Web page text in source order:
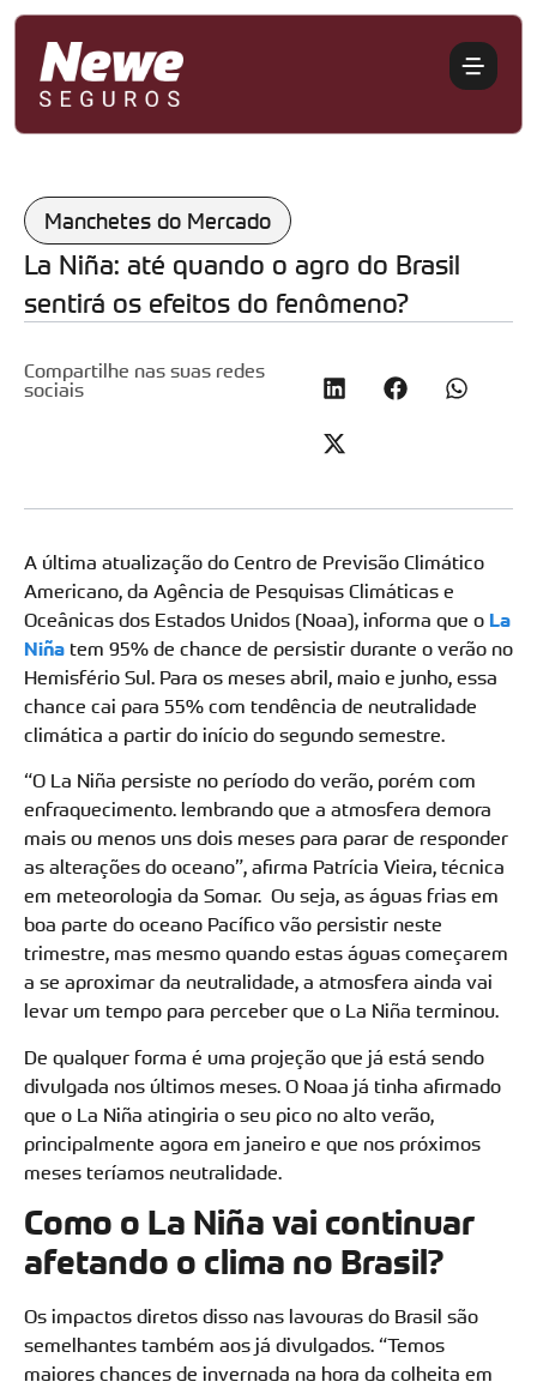
Manchetes do Mercado
La Niña: até quando o agro do Brasil
sentirá os efeitos do fenômeno?
Compartilhe nas suas redes
sociais
A última atualização do Centro de Previsão Climático
Americano, da Agência de Pesquisas Climáticas e
Oceânicas dos Estados Unidos (Noaa), informa que o La
Niña tem 95% de chance de persistir durante o verão no
Hemisfério Sul. Para os meses abril, maio e junho, essa
chance cai para 55% com tendência de neutralidade
climática a partir do início do segundo semestre.
“O La Niña persiste no período do verão, porém com
enfraquecimento. lembrando que a atmosfera demora
mais ou menos uns dois meses para parar de responder
as alterações do oceano”, afirma Patrícia Vieira, técnica
em meteorologia da Somar. Ou seja, as águas frias em
boa parte do oceano Pacífico vão persistir neste
trimestre, mas mesmo quando estas águas começarem
a se aproximar da neutralidade, a atmosfera ainda vai
levar um tempo para perceber que o La Niña terminou.
De qualquer forma é uma projeção que já está sendo
divulgada nos últimos meses. O Noaa já tinha afirmado
que o La Niña atingiria o seu pico no alto verão,
principalmente agora em janeiro e que nos próximos
meses teríamos neutralidade.
Como o La Niña vai continuar
afetando o clima no Brasil?
Os impactos diretos disso nas lavouras do Brasil são
semelhantes também aos já divulgados. “Temos
maiores chances de invernada na hora da colheita em